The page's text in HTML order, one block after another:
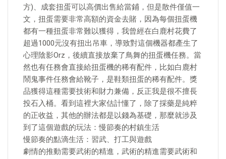
方)、成套扭蛋可以高價出售給當鋪，但是散件僅值一
文，扭蛋需要非常高額的資金去賭，因為每個扭蛋機
都有一種扭蛋非常難以獲得，我曾經在白鹿村花費了
超過1000元沒有扭出吊車，導致對這個機器都產生了
心理陰影Orz，後續直接放棄了鳥舞的扭蛋機任務。當
然也有任務會直接給扭蛋機的稀有配件，比如白鹿村
鬧鬼事件任務會給靴子，是鞋類扭蛋的稀有配件。獎
品獲得這種需要技術和財力兼備，反正我是很不擅長
投石入桶。看到這裡大家估計懂了，除了採藥是純粹
的正收益，其他的辦法都是以錢為基礎，那麼就涉及
到了這個遊戲的玩法：慢節奏的村鎮生活
慢節奏的點滴生活：習武、打工與遊戲
劇情的推動需要武術的精進，武術的精進需要武術和